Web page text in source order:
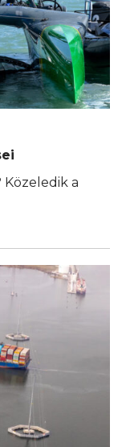
Közeledik a